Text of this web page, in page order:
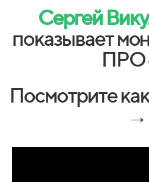
Сергей
показывает
ПРО
Посмотрите
→